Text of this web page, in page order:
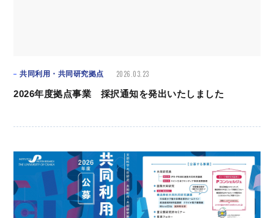
共同利用・共同研究拠点 2026.03.23
2026年度拠点事業 採択通知を発出いたしました